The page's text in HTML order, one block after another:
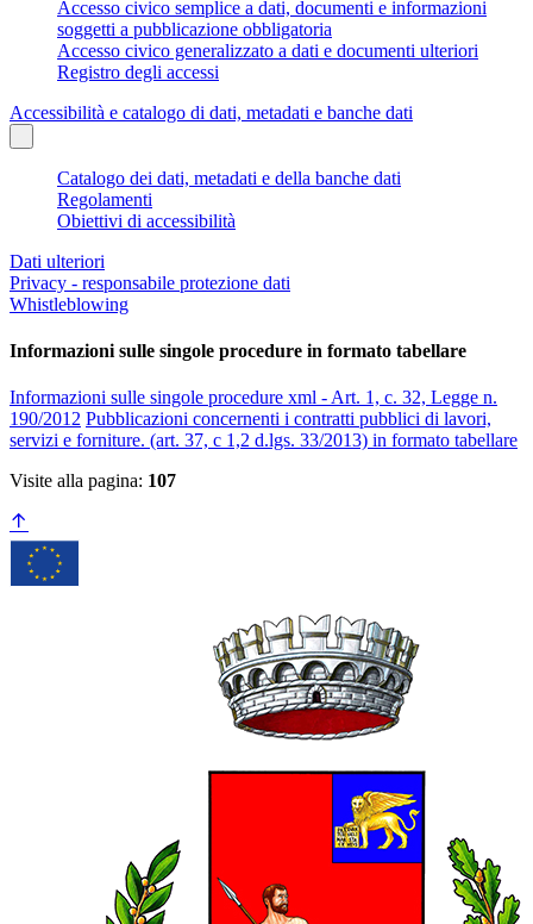
Accesso civico semplice a dati, documenti e informazioni
soggetti a pubblicazione obbligatoria
Accesso civico generalizzato a dati e documenti ulteriori
Registro degli accessi
Accessibilità e catalogo di dati, metadati e banche dati
Catalogo dei dati, metadati e della banche dati
Regolamenti
Obiettivi di accessibilità
Dati ulteriori
Privacy - responsabile protezione dati
Whistleblowing
Informazioni sulle singole procedure in formato tabellare
Informazioni sulle singole procedure xml - Art. 1, c. 32, Legge n.
190/2012 Pubblicazioni concernenti i contratti pubblici di lavori,
servizi e forniture. (art. 37, c 1,2 d.lgs. 33/2013) in formato tabellare
Visite alla pagina: 107